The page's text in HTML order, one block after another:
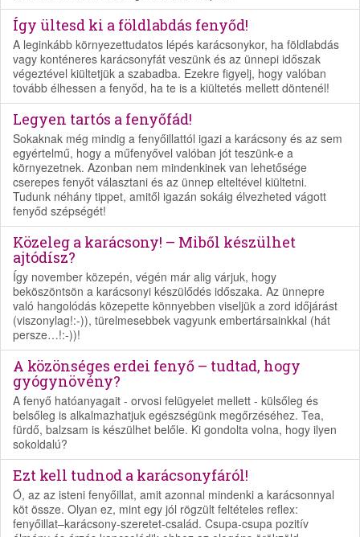
Így ültesd ki a földlabdás fenyőd!
A leginkább környezettudatos lépés karácsonykor, ha földlabdás
vagy konténeres karácsonyfát veszünk és az ünnepi időszak
végeztével kiültetjük a szabadba. Ezekre figyelj, hogy valóban
tovább élhessen a fenyőd, ha te is a kiültetés mellett döntenél!
Legyen tartós a fenyőfád!
Sokaknak még mindig a fenyőillattól igazi a karácsony és az sem
egyértelmű, hogy a műfenyővel valóban jót teszünk-e a
környezetnek. Azonban nem mindenkinek van lehetősége
cserepes fenyőt választani és az ünnep elteltével kiültetni.
Tudunk néhány tippet, amitől igazán sokáig élvezheted vágott
fenyőd szépségét!
Közeleg a karácsony! – Miből készülhet
ajtódísz?
Így november közepén, végén már alig várjuk, hogy
beköszöntsön a karácsonyi készülődés időszaka. Az ünnepre
való hangolódás közepette könnyebben viseljük a zord időjárást
(viszonylag!:-)), türelmesebbek vagyunk embertársainkkal (hát
persze…!:-))!
A közönséges erdei fenyő – tudtad, hogy
gyógynövény?
A fenyő hatóanyagait - orvosi felügyelet mellett - külsőleg és
belsőleg is alkalmazhatjuk egészségünk megőrzéséhez. Tea,
fürdő, balzsam is készülhet belőle. Ki gondolta volna, hogy ilyen
sokoldalú?
Ezt kell tudnod a karácsonyfáról!
Ó, az az isteni fenyőillat, amit azonnal mindenki a karácsonnyal
köt össze. Olyan ez, mint egy jól rögzült feltételes reflex:
fenyőillat–karácsony-szeretet-család. Csupa-csupa pozitív